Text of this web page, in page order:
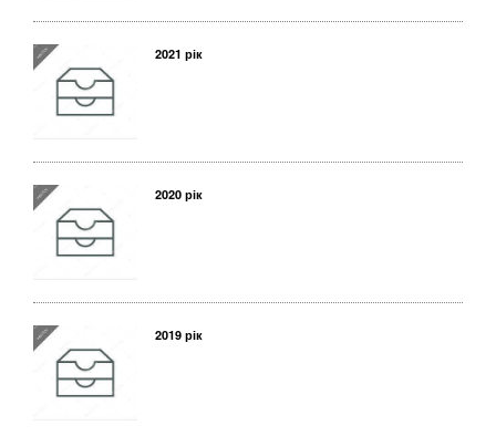
2021 рік
2020 рік
2019 рік